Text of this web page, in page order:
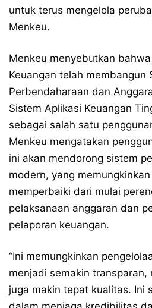
untuk terus mengelola
Menkeu.
Menkeu menyebutkan
Keuangan telah membangun
Perbendaharaan dan
Sistem Aplikasi Keuangan
sebagai salah satu
Menkeu mengatakan
ini akan mendorong sistem
modern, yang
memperbaiki dari mulai
pelaksanaan anggaran dan
pelaporan keuangan.
“Ini memungkinkan
menjadi semakin
juga makin tepat kualitas. Ini